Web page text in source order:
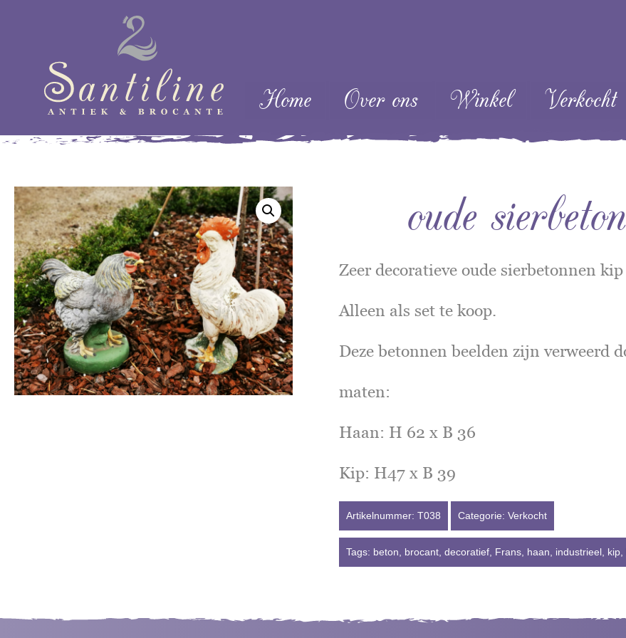
Menu
Skip naar content
Home Over ons Winkel Verkocht
oude
Zeer decoratieve oude sierbetonnen
Alleen als set te koop.
Deze betonnen beelden zijn verweerd
maten:
Haan: H 62 x B 36
Kip: H47 x B 39
Artikelnummer:T038 Categorie:Verkocht
Tags: beton brocant ,decoratief Frans haan industrieel kip